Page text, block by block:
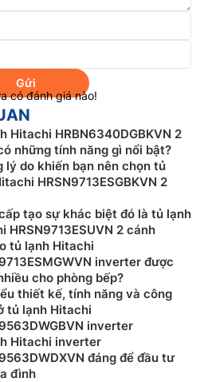
suất cao
này sử
điều khiển điện tử giúp tiết
dùng. Đồng thời, với động
hiệu suất hoạt động cao hơn
với những model không được
Gửi
có đánh giá nào!
Hitachi HRBN6340DGBKVN 2
những tính năng gì nổi bật?
lý do khiến bạn nên chọn tủ
HRSN9713ESGBKVN 2
tạo sự khác biệt đó là tủ lạnh
HRSN9713ESUVN 2 cánh
tủ lạnh Hitachi
inverter được
cho phòng bếp?
thiết kế, tính năng và công
tủ lạnh Hitachi
inverter
Hitachi inverter
đáng để đầu tư
đình